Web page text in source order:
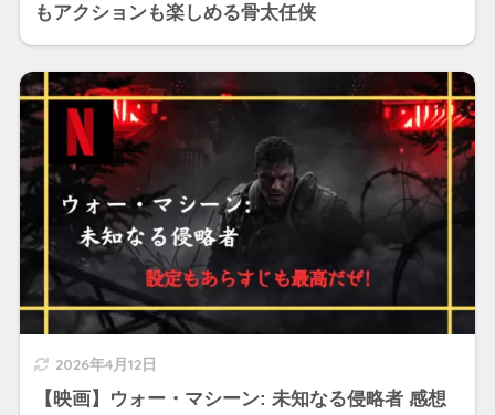
もアクションも楽しめる骨太任侠
2026年4月12日
【映画】ウォー・マシーン: 未知なる侵略者 感想